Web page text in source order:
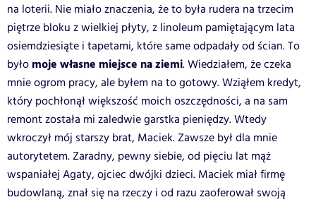
na loterii. Nie miało znaczenia, że to była rudera na trzecim
piętrze bloku z wielkiej płyty, z linoleum pamiętającym lata
osiemdziesiąte i tapetami, które same odpadały od ścian. To
było moje własne miejsce na ziemi. Wiedziałem, że czeka
mnie ogrom pracy, ale byłem na to gotowy. Wziąłem kredyt,
który pochłonął większość moich oszczędności, a na sam
remont została mi zaledwie garstka pieniędzy. Wtedy
wkroczył mój starszy brat, Maciek. Zawsze był dla mnie
autorytetem. Zaradny, pewny siebie, od pięciu lat mąż
wspaniałej Agaty, ojciec dwójki dzieci. Maciek miał firmę
budowlaną, znał się na rzeczy i od razu zaoferował swoją